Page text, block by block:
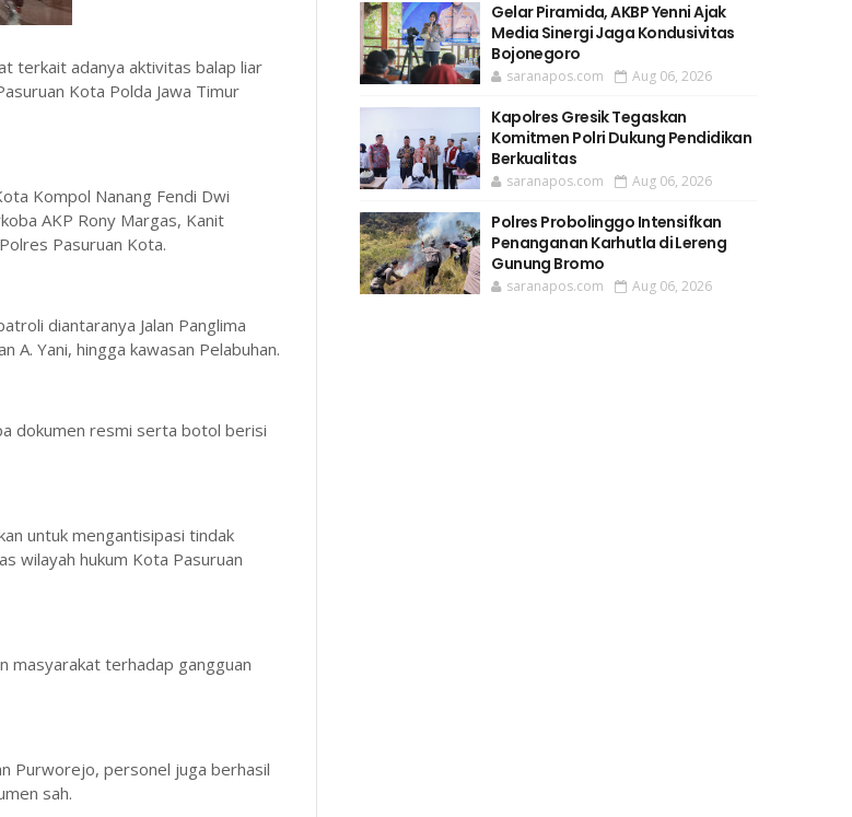
terkait adanya aktivitas balap liar
Kota Polda Jawa Timur
Kompol Nanang Fendi Dwi
AKP Rony Margas, Kanit
Pasuruan Kota.
diantaranya Jalan Panglima
A. Yani, hingga kawasan Pelabuhan.
dokumen resmi serta botol berisi
untuk mengantisipasi tindak
wilayah hukum Kota Pasuruan
masyarakat terhadap gangguan
Purworejo, personel juga berhasil
sah.
Gelar Piramida, AKBP Yenni Ajak
Media Sinergi Jaga Kondusivitas
Bojonegoro
saranapos.com Aug 06, 2026
Kapolres Gresik Tegaskan
Komitmen Polri Dukung Pendidikan
Berkualitas
saranapos.com Aug 06, 2026
Polres Probolinggo Intensifkan
Penanganan Karhutla di Lereng
Gunung Bromo
saranapos.com Aug 06, 2026